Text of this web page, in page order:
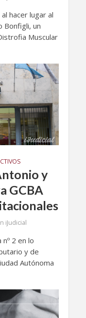
hacer lugar al
Bonfigli, un
Muscular
y
GCBA
iJudicial
2 en lo
y de
Autónoma